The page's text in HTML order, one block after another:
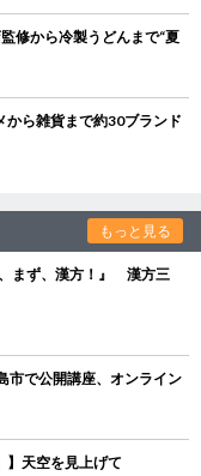
修から冷製うどんまで“夏
ら雑貨まで約30ブランド
もっと見る
まず、漢方！』 漢方三
で公開講座、オンライン
】天空を見上げて